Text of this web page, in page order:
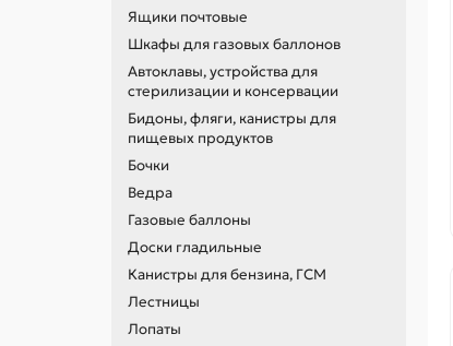
Ящики почтовые
Шкафы для газовых баллонов
Автоклавы, устройства для
стерилизации и консервации
Бидоны, фляги, канистры для
пищевых продуктов
Бочки
Ведра
Газовые баллоны
Доски гладильные
Канистры для бензина, ГСМ
Лестницы
Лопаты